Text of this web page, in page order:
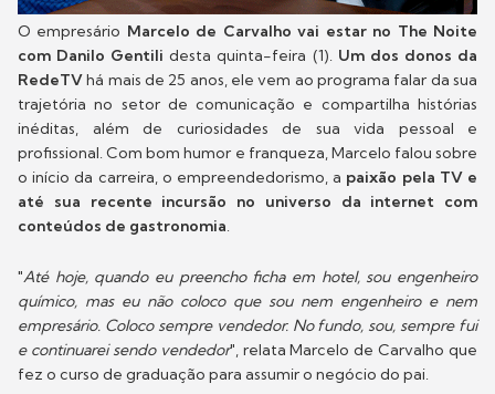
O empresário Marcelo de Carvalho vai estar no The Noite
com Danilo Gentili desta quinta-feira (1). Um dos donos da
RedeTVhá mais de 25 anos, ele vem ao programa falar da sua
trajetória no setor de comunicação e compartilha histórias
inéditas, além de curiosidades de sua vida pessoal e
profissional. Com bom humor e franqueza, Marcelo falou sobre
o início da carreira, o empreendedorismo, a paixão pela TV e
até sua recente incursão no universo da internet com
conteúdos de gastronomia.
"Até hoje, quando eu preencho ficha em hotel, sou engenheiro
químico, mas eu não coloco que sou nem engenheiro e nem
empresário. Coloco sempre vendedor. No fundo, sou, sempre fui
e continuarei sendo vendedor", relata Marcelo de Carvalho que
fez o curso de graduação para assumir o negócio do pai.